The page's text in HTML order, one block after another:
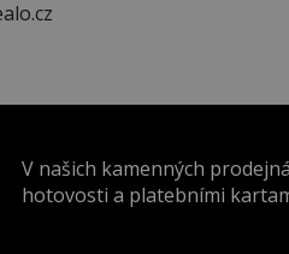
V našich kamenných
hotovosti a platebními